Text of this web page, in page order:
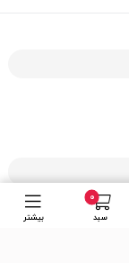
0
سبد بیشتر